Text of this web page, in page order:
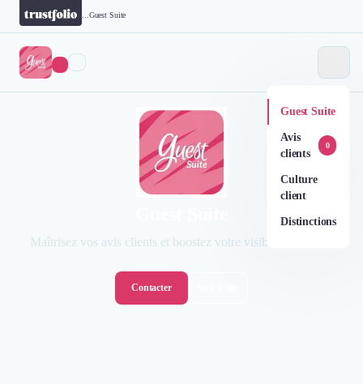
Guest Suite
Guest Suite
Avis
clients
0
Culture
client
Distinctions
Maîtrisez vos avis clients et boostez votre visibilité en ligne.
Contacter